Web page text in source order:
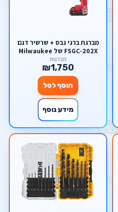
מברגת ברגי גבס + שרשיר דגם
FSGC-202X של Milwaukee
מילווקי
מברגות
₪1,750
הוסף לסל
מידע נוסף